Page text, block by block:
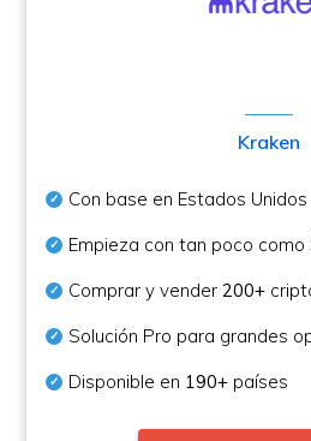
Kraken
Con base en Estados Unidos
Empieza con tan poco como
Comprar y vender200+
Solución Pro para grandes
Disponible en 190+ países